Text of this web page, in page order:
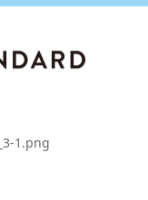
1.png